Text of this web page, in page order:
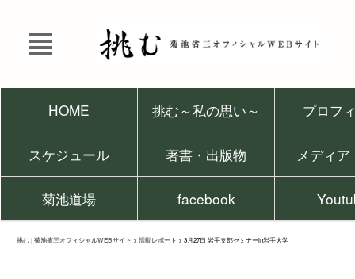
HOME 挑む～私の思い～ プロフ
スケジュール 著書・出版物 メディア
菊池道場 facebook
挑む | 菊池省三オフィシャルWEBサイト > 活動レポート > 3月27日 岩手支部セミナーin岩手大学